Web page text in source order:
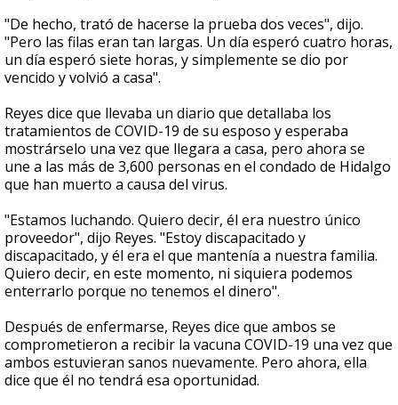
"De hecho, trató de hacerse la prueba dos veces", dijo.
"Pero las filas eran tan largas. Un día esperó cuatro horas,
un día esperó siete horas, y simplemente se dio por
vencido y volvió a casa".
Reyes dice que llevaba un diario que detallaba los
tratamientos de COVID-19 de su esposo y esperaba
mostrárselo una vez que llegara a casa, pero ahora se
une a las más de 3,600 personas en el condado de Hidalgo
que han muerto a causa del virus.
"Estamos luchando. Quiero decir, él era nuestro único
proveedor", dijo Reyes. "Estoy discapacitado y
discapacitado, y él era el que mantenía a nuestra familia.
Quiero decir, en este momento, ni siquiera podemos
enterrarlo porque no tenemos el dinero".
Después de enfermarse, Reyes dice que ambos se
comprometieron a recibir la vacuna COVID-19 una vez que
ambos estuvieran sanos nuevamente. Pero ahora, ella
dice que él no tendrá esa oportunidad.